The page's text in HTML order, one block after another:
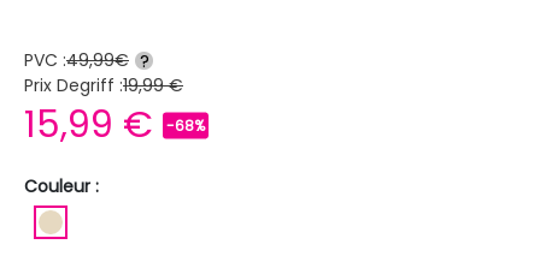
PVC :49,99€ ?
Prix Degriff :19,99 €
15,99 € -68%
Couleur :